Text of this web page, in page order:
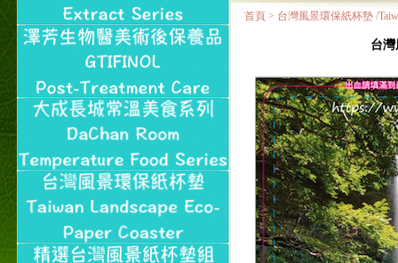
首頁 > 台灣風景環保紙杯墊 /
台灣